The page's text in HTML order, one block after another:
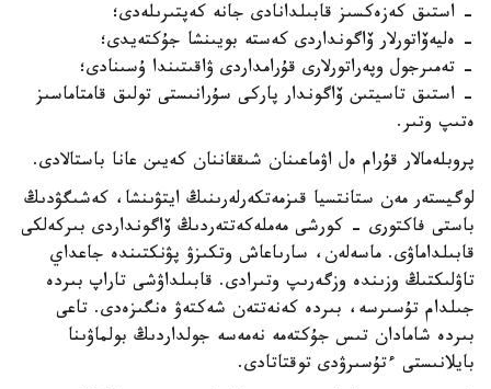
- استىق كەزەكسىز قابىلدانادى جانە كەپتىرىلەدى؛
- ەليەۆاتورلار ۆاگونداردى كەستە بويىنشا جۇكتەيدى؛
- تەمىرجول وپەراتورلارى قۇرامداردى ۋاقىتىندا ۇسىنادى؛
- استىق تاسيتىن ۆاگوندار پاركى سۇرانىستى تولىق قامتاماسىز
ەتىپ وتىر.
پروبلەمالار قۇرام ەل اۋماعىنان شىققاننان كەيىن عانا باستالادى.
لوگيستەر مەن ستانتسيا قىزمەتكەرلەرىنىڭ ايتۋىنشا، كەشىگۋدىڭ
باستى فاكتورى - كورشى مەملەكەتتەردىڭ ۆاگونداردى بىركەلكى
قابىلداماۋى. ماسەلەن، سارىاعاش وتكىزۋ پۋنكتىندە جاعداي
تاۋلىكتىڭ وزىندە وزگەرىپ وتىرادى. قابىلداۋشى تاراپ بىردە
جىلدام تۇسىرسە، بىردە كەنەتتەن شەكتەۋ ەنگىزەدى. تاعى
بىردە شامادان تىس جۇكتەمە نەمەسە جولداردىڭ بولماۋىنا
بايلانىستى ءتۇسىرۋدى توقتاتادى.